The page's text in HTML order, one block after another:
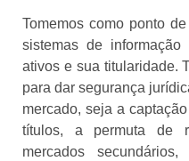
Tomemos como ponto
sistemas de
ativos e sua titularidade.
para dar segurança
mercado, seja a
títulos, a permuta de
mercados